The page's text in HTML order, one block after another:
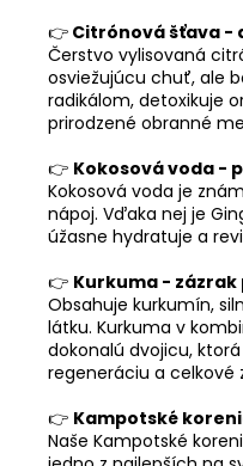
👉 Citrónová šťava -
Čerstvo vylisovaná
osviežujúcu chuť, ale
radikálom, detoxikuje
prirodzené obranné
👉 Kokosová voda -
Kokosová voda je
nápoj. Vďaka nej je
úžasne hydratuje a
👉 Kurkuma -
Obsahuje kurkumín,
látku. Kurkuma v
dokonalú dvojicu,
regeneráciu a celkové
👉 Kampotské
Naše Kampotské